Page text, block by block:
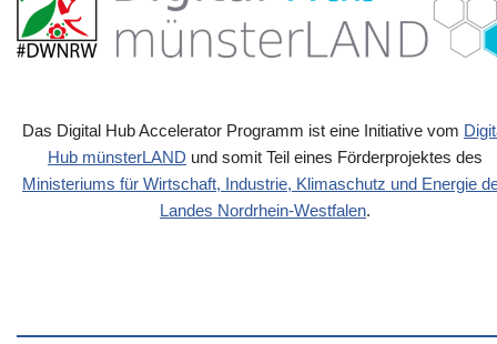
Das Digital Hub Accelerator Programm ist eine Initiative vom
Hub münsterLAND und somit Teil eines Förderprojektes des
Ministeriums für Wirtschaft, Industrie, Klimaschutz und Energie
Landes Nordrhein-Westfalen.